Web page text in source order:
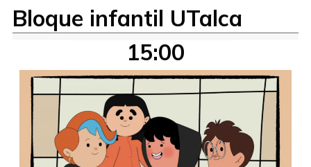
Bloque infantil UTalca
15:00